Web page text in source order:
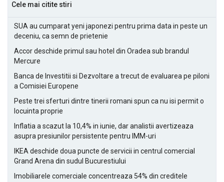
Cele mai citite stiri
SUA au cumparat yeni japonezi pentru prima data in peste un
deceniu, ca semn de prietenie
Accor deschide primul sau hotel din Oradea sub brandul
Mercure
Banca de Investitii si Dezvoltare a trecut de evaluarea pe piloni
a Comisiei Europene
Peste trei sferturi dintre tinerii romani spun ca nu isi permit o
locuinta proprie
Inflatia a scazut la 10,4% in iunie, dar analistii avertizeaza
asupra presiunilor persistente pentru IMM-uri
IKEA deschide doua puncte de servicii in centrul comercial
Grand Arena din sudul Bucurestiului
Imobiliarele comerciale concentreaza 54% din creditele